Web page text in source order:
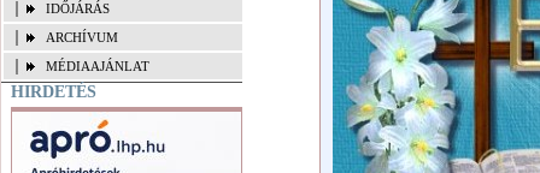
IDŐJÁRÁS
ARCHÍVUM
MÉDIAAJÁNLAT
HIRDETÉS